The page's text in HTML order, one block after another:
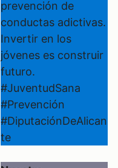
prevención de
conductas adictivas.
Invertir en los
jóvenes es construir
futuro.
#JuventudSana
#Prevención
#DiputaciónDeAlican
te